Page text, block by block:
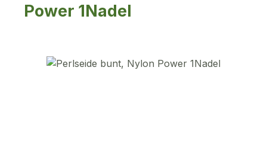
Power 1Nadel
Bildergalerie überspringen